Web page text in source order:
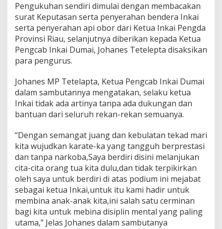
a
i
Pengukuhan sendiri dimulai dengan membacakan
surat Keputasan serta penyerahan bendera Inkai
serta penyerahan api obor dari Ketua Inkai Pengda
Provinsi Riau, selanjutnya diberikan kepada Ketua
Pengcab Inkai Dumai, Johanes Tetelepta disaksikan
para pengurus.
Johanes MP Tetelapta, Ketua Pengcab Inkai Dumai
dalam sambutannya mengatakan, selaku ketua
Inkai tidak ada artinya tanpa ada dukungan dan
bantuan dari seluruh rekan-rekan semuanya.
“Dengan semangat juang dan kebulatan tekad mari
kita wujudkan karate-ka yang tangguh berprestasi
dan tanpa narkoba,Saya berdiri disini melanjukan
cita-cita orang tua kita dulu,dan tidak terpikirkan
oleh saya untuk berdiri di atas podium ini mejabat
sebagai ketua Inkai,untuk itu kami hadir untuk
membina anak-anak kita,ini salah satu cerminan
bagi kita untuk mebina disiplin mental yang paling
utama,” Jelas Johanes dalam sambutanya